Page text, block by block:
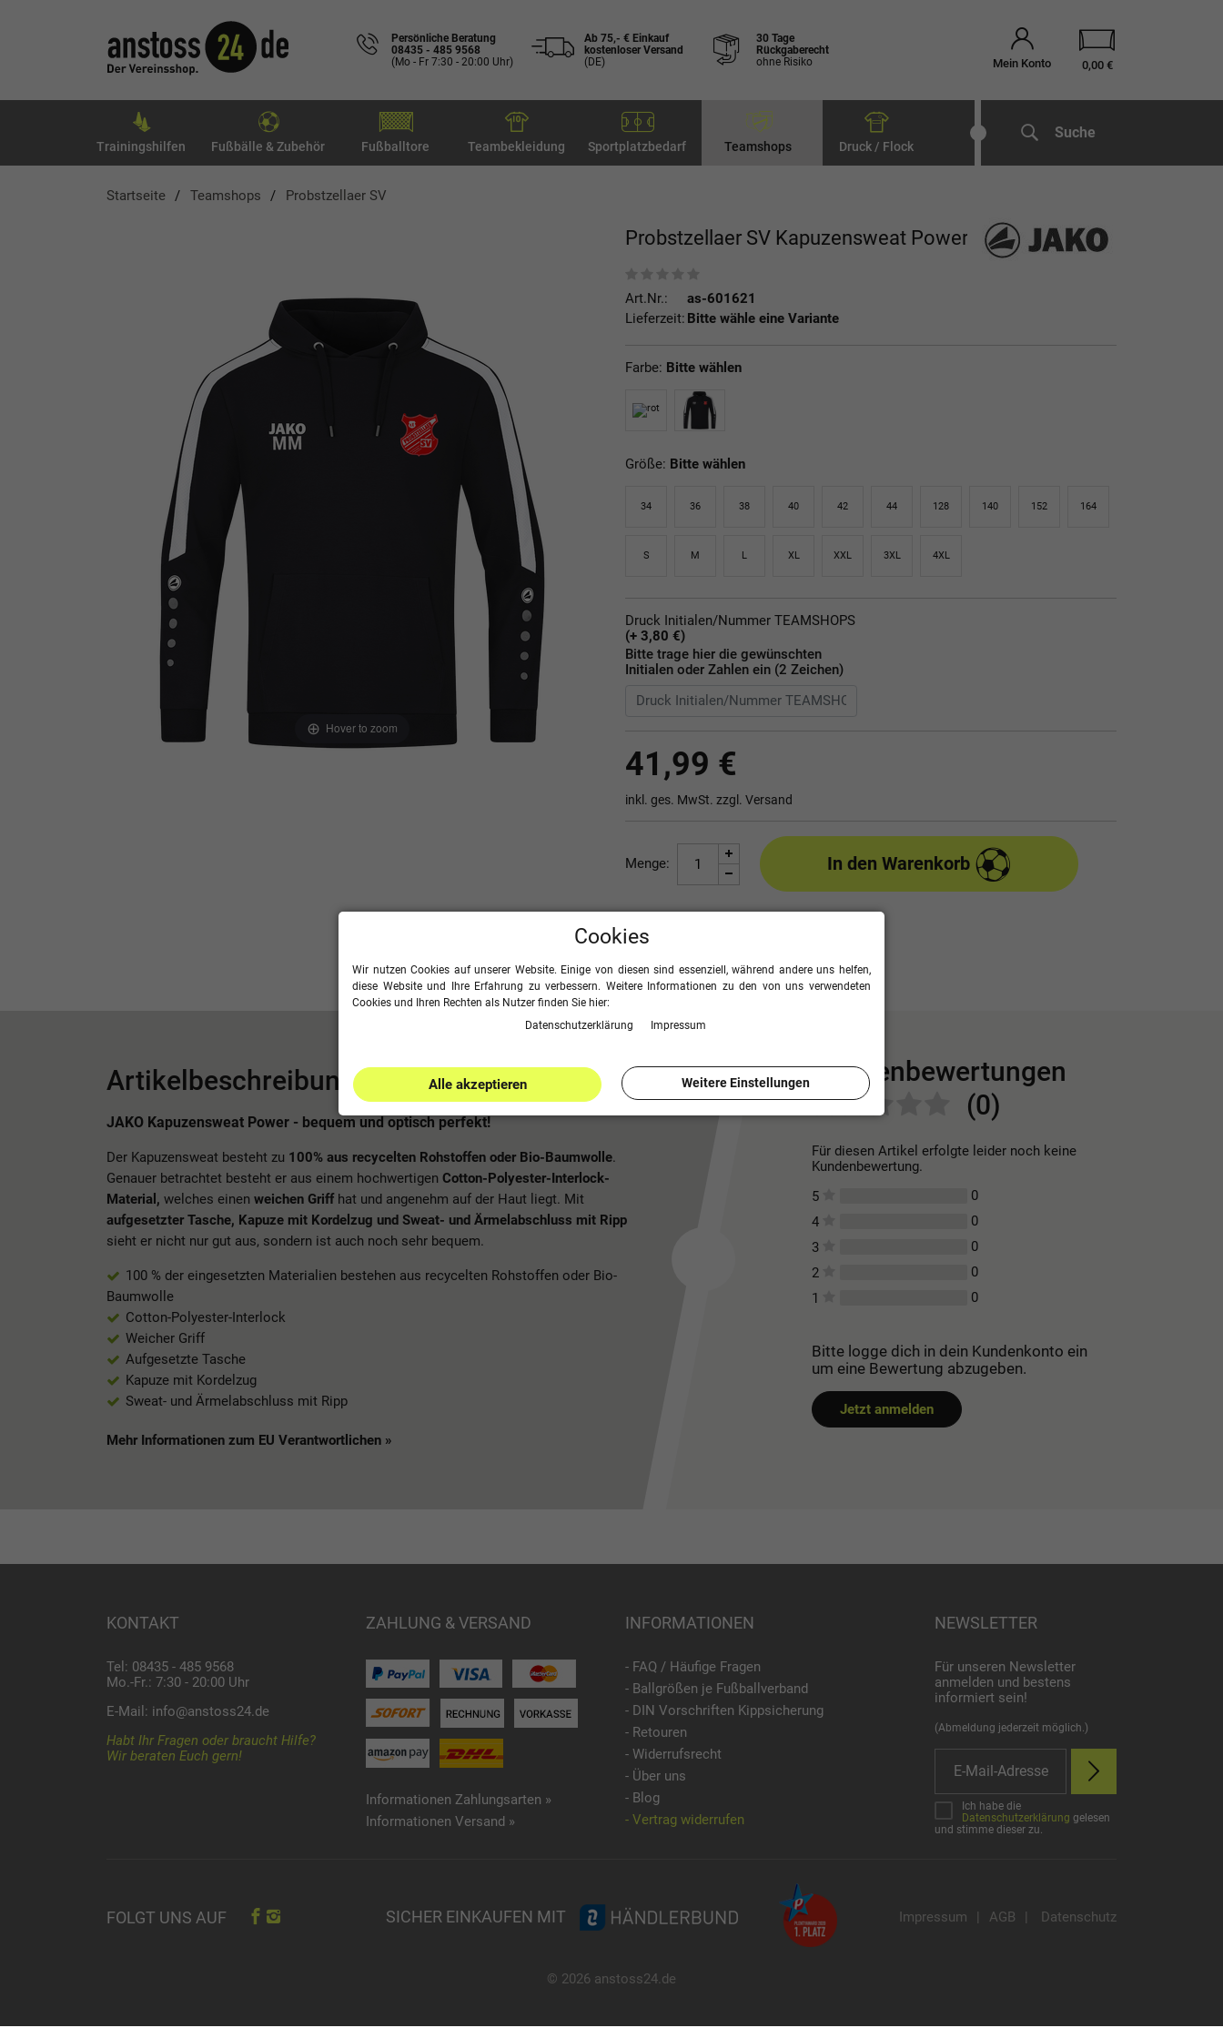
Persönliche Beratung
08435 - 485 9568
(Mo - Fr 7:30 - 20:00 Uhr)
Ab 75,- € Einkauf
kostenloser Versand
(DE)
30 Tage
Rückgaberecht
ohne Risiko
Mein Konto 0,00 €
Trainingshilfen Fußbälle & Zubehör Fußballtore Teambekleidung Sportplatzbedarf Teamshops Druck / Flock
Suche
Startseite Teamshops Probstzellaer SV
Hover to zoom
Probstzellaer SV Kapuzensweat Power
Art.Nr.:
as-601621
Lieferzeit: Bitte wähle eine Variante
Farbe: Bitte wählen
Größe: Bitte wählen
34 36 38 40 42 44 128 140 152 164
S M L XL XXL 3XL 4XL
Druck Initialen/Nummer TEAMSHOPS
(+ 3,80 €)
Bitte trage hier die gewünschten
Initialen oder Zahlen ein (2 Zeichen)
41,99 €
inkl. ges. MwSt. zzgl. Versand
Menge: In den Warenkorb
Artikelbeschreibung
JAKO Kapuzensweat Power - bequem und optisch perfekt!
Der Kapuzensweat besteht zu 100% aus recycelten Rohstoffen oder Bio-Baumwolle.
Genauer betrachtet besteht er aus einem hochwertigen Cotton-Polyester-Interlock-
Material, welches einen weichen Griffhat und angenehm auf der Haut liegt. Mit
aufgesetzter Tasche, Kapuze mit Kordelzug und Sweat- und Ärmelabschluss mit Ripp
sieht er nicht nur gut aus, sondern ist auch noch sehr bequem.
100 % der eingesetzten Materialien bestehen aus recycelten Rohstoffen oder Bio-
Baumwolle
Cotton-Polyester-Interlock
Weicher Griff
Aufgesetzte Tasche
Kapuze mit Kordelzug
Sweat- und Ärmelabschluss mit Ripp
Mehr Informationen zum EU Verantwortlichen »
Kundenbewertungen
(0)
Für diesen Artikel erfolgte leider noch keine
Kundenbewertung.
5
0
4
0
3
0
2
0
1
0
Bitte logge dich in dein Kundenkonto ein
um eine Bewertung abzugeben.
Jetzt anmelden
KONTAKT
Tel: 08435 - 485 9568
Mo.-Fr.: 7:30 - 20:00 Uhr
E-Mail: info@anstoss24.de
Habt Ihr Fragen oder braucht Hilfe?
Wir beraten Euch gern!
ZAHLUNG & VERSAND
Informationen Zahlungsarten »
Informationen Versand »
INFORMATIONEN
- FAQ / Häufige Fragen
- Ballgrößen je Fußballverband
- DIN Vorschriften Kippsicherung
- Retouren
- Widerrufsrecht
- Über uns
- Blog
- Vertrag widerrufen
NEWSLETTER
Für unseren Newsletter
anmelden und bestens
informiert sein!
(Abmeldung jederzeit möglich.)
Ich habe die
Datenschutzerklärung gelesen
und stimme dieser zu.
FOLGT UNS AUF SICHER EINKAUFEN MIT Impressum | AGB | Datenschutz
© 2026 anstoss24.de
Cookies
Wir nutzen Cookies auf unserer Website. Einige von diesen sind essenziell, während andere uns helfen,
diese Website und Ihre Erfahrung zu verbessern. Weitere Informationen zu den von uns verwendeten
Cookies und Ihren Rechten als Nutzer finden Sie hier:
Daten­schutz­erklärung
Impressum
Alle akzeptieren Weitere Einstellungen